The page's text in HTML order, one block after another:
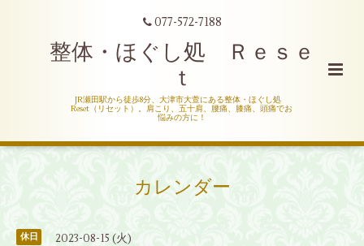
077-572-7188
整体・ほぐし処 Ｒｅｓｅ
ｔ
JR瀬田駅から徒歩8分、大津市大萱にある整体・ほぐし処
Reset（リセット）。肩こり、五十肩、腰痛、膝痛、頭痛でお
悩みの方に！
カレンダー
休日 2023-08-15 (火)